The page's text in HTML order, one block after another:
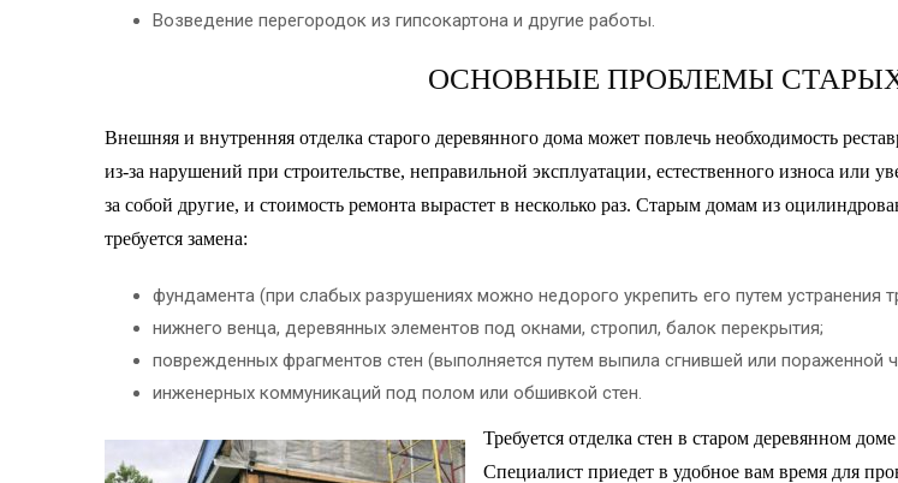
Возведение перегородок из гипсокартона и другие работы.
ОСНОВНЫЕ ПРОБЛЕМЫ
Внешняя и внутренняя отделка старого деревянного дома может повлечь необходимость
из-за нарушений при строительстве, неправильной эксплуатации, естественного износа или
за собой другие, и стоимость ремонта вырастет в несколько раз. Старым домам из
требуется замена:
фундамента (при слабых разрушениях можно недорого укрепить его путем устранения
нижнего венца, деревянных элементов под окнами, стропил, балок перекрытия;
поврежденных фрагментов стен (выполняется путем выпила сгнившей или пораженной
инженерных коммуникаций под полом или обшивкой стен.
Требуется отделка стен в старом деревянном
Специалист приедет в удобное вам время для